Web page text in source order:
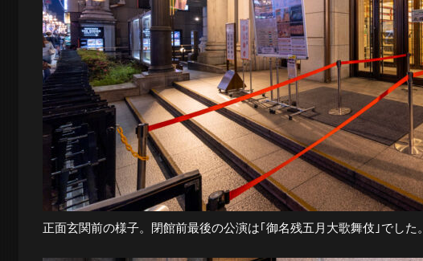
正面玄関前の様子。閉館前最後の公演は｢御名残五月大歌舞伎｣でした。